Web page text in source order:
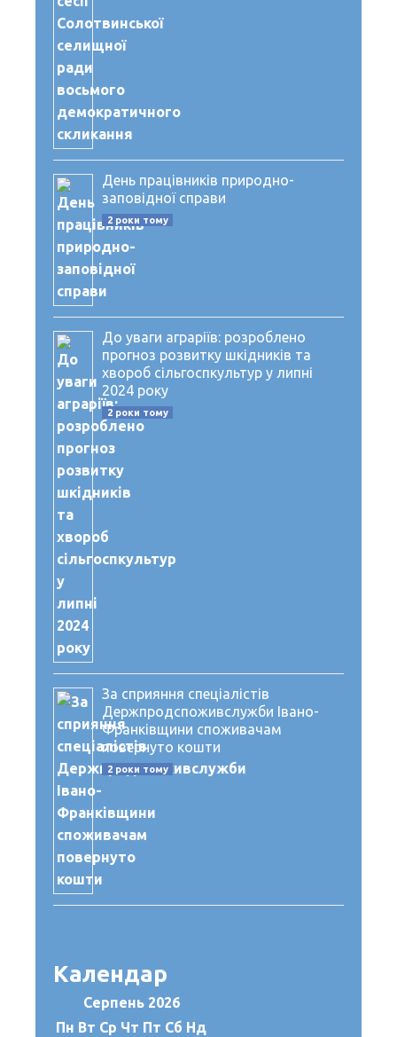
День працівників природно-
заповідної справи
2 роки тому
До уваги аграріїв: розроблено
прогноз розвитку шкідників та
хвороб сільгоспкультур у липні
2024 року
2 роки тому
За сприяння спеціалістів
Держпродспоживслужби Івано-
Франківщини споживачам
повернуто кошти
2 роки тому
Календар
Серпень 2026
Пн Вт Ср Чт Пт Сб Нд